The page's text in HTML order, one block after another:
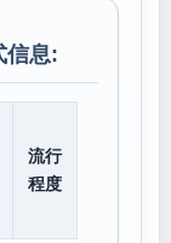
信息:
流行
程度